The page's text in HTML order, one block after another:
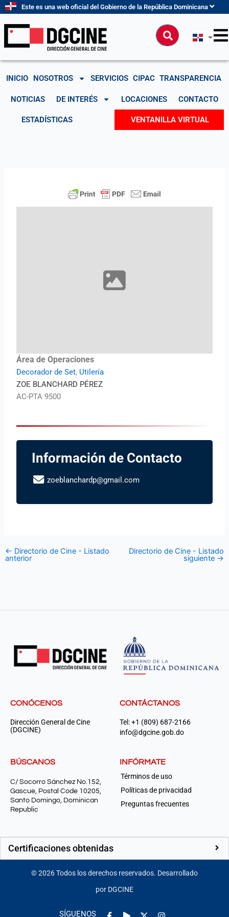
contenido
Este es una web oficial del Gobierno de la República Dominicana
Buscar
INICIO NOSOTROS SERVICIOS CIPAC TRANSPARENCIA
NOTICIAS DE INTERÉS LOCACIONES CONTACTO
ESTADÍSTICAS VENTANILLA VIRTUAL
Área de Operaciones
Decorador de Set, Utilería
ZOE BLANCHARD PÉREZ
AC-PTA 9500
Información de Contacto
zoeblanchardp@gmail.com
← Directorio de Cine - Listado
anterior
Directorio de Cine - Listado
siguiente →
CONÓCENOS
Dirección General de Cine
(DGCINE)
CONTÁCTANOS
Tel: +1 (809) 687-2166
info@dgcine.gob.do
BÚSCANOS
C/ Socorro Sánchez No.152,
Gascue, Postal Code 10205,
Santo Domingo, Dominican
Republic
INFÓRMATE
Términos de uso
Políticas de privacidad
Preguntas frecuentes
Certificaciones obtenidas
©2026Todos los derechos reservados. Desarrollado
por DGCINE
SÍGUENOS
Facebook-
Play Instagram